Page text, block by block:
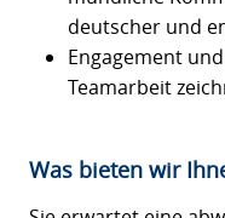
deutscher und
Engagement
Teamarbeit
Was bieten wir